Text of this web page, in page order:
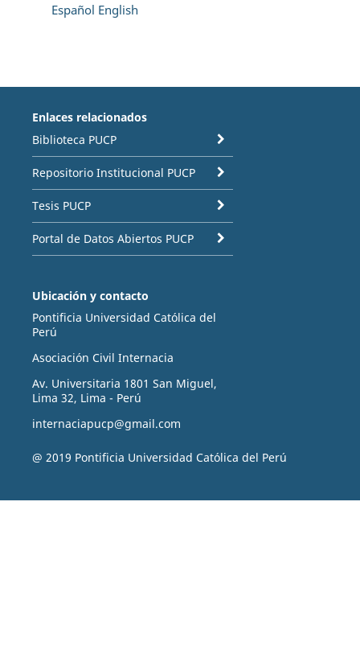
Español English
Enlaces relacionados
Biblioteca PUCP
Repositorio Institucional PUCP
Tesis PUCP
Portal de Datos Abiertos PUCP
Ubicación y contacto
Pontificia Universidad Católica del
Perú
Asociación Civil Internacia
Av. Universitaria 1801 San Miguel,
Lima 32, Lima - Perú
internaciapucp@gmail.com
@ 2019 Pontificia Universidad Católica del Perú